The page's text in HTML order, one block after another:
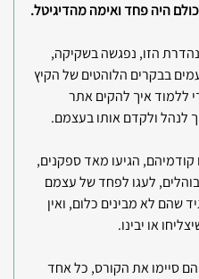
היה פחד ואימה מהדיגיטל.
הזו, נפגשה בשקיקה,
3 פעמים בבקרים הלוהטים של הקיץ
ללמוד איך להקים אתר
לנהל ולקדם אותו בעצמם.
הגיעו מאד ספקנים,
לעגו לפחד של עצמם
שהם לא מבינים כלום, ואין
או יבינו.
הם סיימו את הקורס, כל אחד